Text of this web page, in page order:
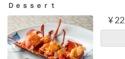
Ｄｅｓｓｅｒｔ
¥